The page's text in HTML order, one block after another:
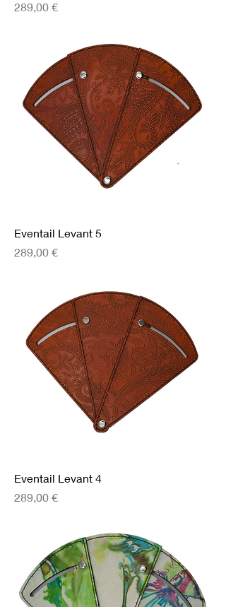
Prix
289,00 €
Eventail Levant 5
Prix
289,00 €
Eventail Levant 4
Prix
289,00 €